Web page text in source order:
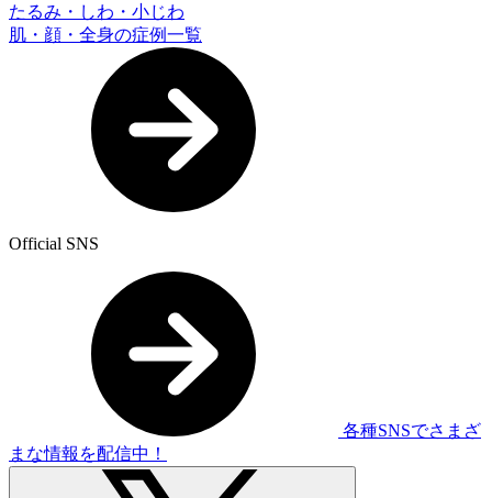
たるみ・しわ・小じわ
肌・顔・全身の症例一覧
Official SNS
各種SNSでさまざ
まな情報を配信中！